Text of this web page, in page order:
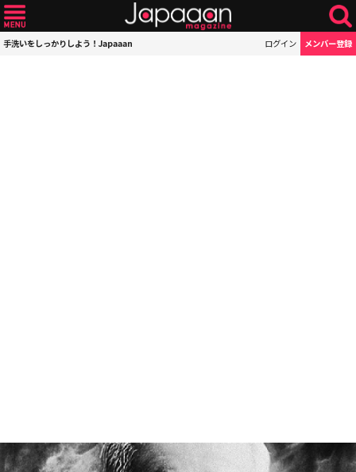
手洗いをしっかりしよう！Japaaan ログイン メンバー登録